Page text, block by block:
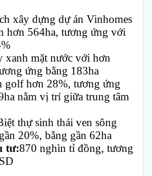
xây dựng dự án Vinhomes
hơn 564ha, tương ứng với
xanh mặt nước với hơn
ứng bằng 183ha
golf hơn 28%, tương ứng
nằm vị trí giữa trung tâm
thự sinh thái ven sông
20%, bằng gần 62ha
tư:870 nghìn tỉ đồng, tương